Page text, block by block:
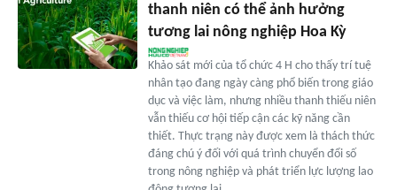
thanh niên có thể ảnh hưởng
tương lai nông nghiệp Hoa Kỳ
Khảo sát mới của tổ chức 4 H cho thấy trí tuệ
nhân tạo đang ngày càng phổ biến trong giáo
dục và việc làm, nhưng nhiều thanh thiếu niên
vẫn thiếu cơ hội tiếp cận các kỹ năng cần
thiết. Thực trạng này được xem là thách thức
đáng chú ý đối với quá trình chuyển đổi số
trong nông nghiệp và phát triển lực lượng lao